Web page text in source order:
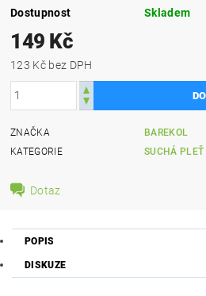
Dostupnost Skladem
149 Kč
123 Kč bez DPH
ZNAČKA
BAREKOL
KATEGORIE
SUCHÁ PLEŤ
Dotaz
POPIS
DISKUZE